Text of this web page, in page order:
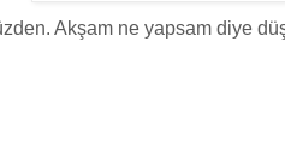
Akşam ne yapsam diye